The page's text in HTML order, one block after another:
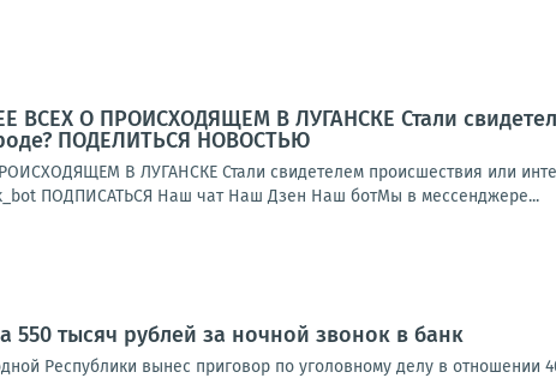
ВСЕХ О ПРОИСХОДЯЩЕМ В ЛУГАНСКЕ Стали
ПОДЕЛИТЬСЯ НОВОСТЬЮ
В ЛУГАНСКЕ Стали свидетелем происшествия или
ПОДПИСАТЬСЯ Наш чат Наш Дзен Наш ботМы в мессенджере...
тысяч рублей за ночной звонок в банк
Республики вынес приговор по уголовному делу в отношении